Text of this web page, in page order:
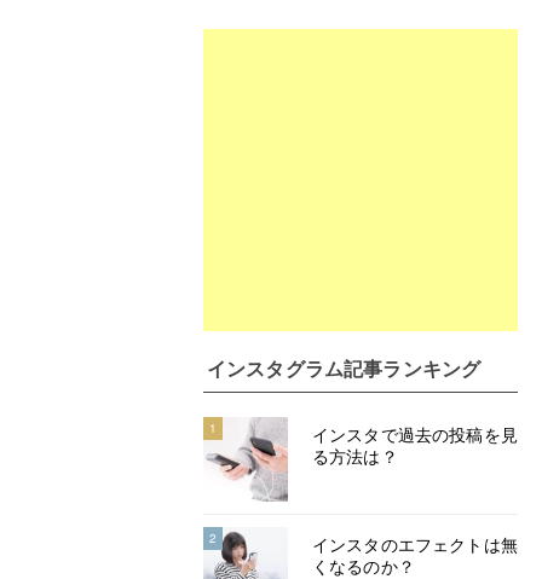
インスタグラム記事ランキング
1
インスタで過去の投稿を見
る方法は？
2
インスタのエフェクトは無
くなるのか？